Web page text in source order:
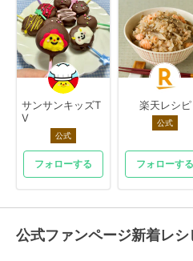
サンサンキッズT
V
公式
フォローする
楽天レシピ
公式
フォローする
公式ファンページ新着レシ